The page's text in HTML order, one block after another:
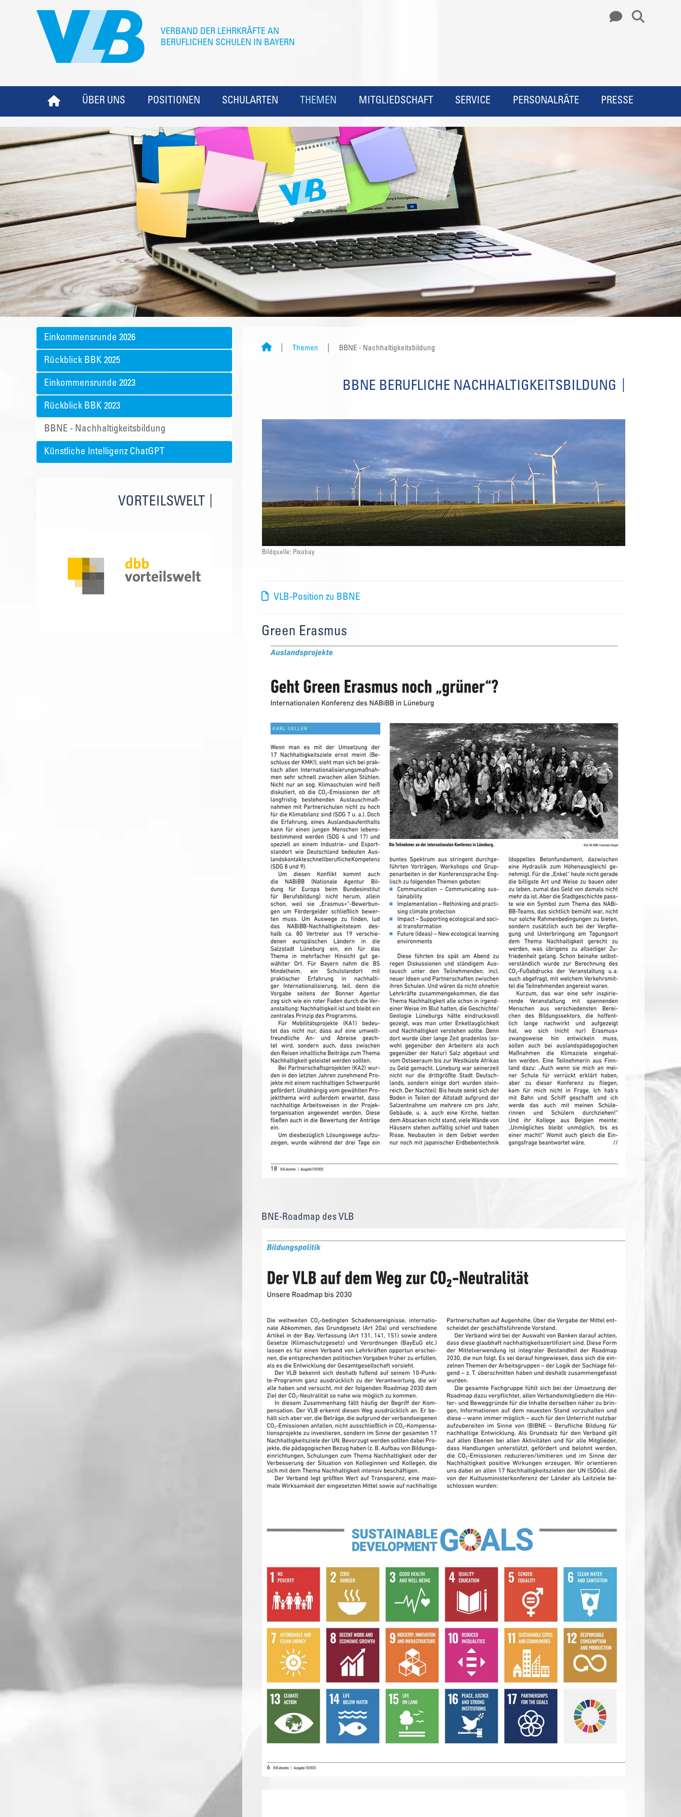
ÜBER UNS POSITIONEN SCHULARTEN THEMEN MITGLIEDSCHAFT SERVICE PERSONALRÄTE PRESSE
Einkommensrunde 2026
Rückblick BBK 2025
Einkommensrunde 2023
Rückblick BBK 2023
BBNE - Nachhaltigkeitsbildung
Künstliche Intelligenz ChatGPT
VORTEILSWELT
Themen BBNE - Nachhaltigkeitsbildung
BBNE BERUFLICHE NACHHALTIGKEITSBILDUNG
Bildquelle: Pixabay
VLB-Position zu BBNE
Green Erasmus
BNE-Roadmap des VLB